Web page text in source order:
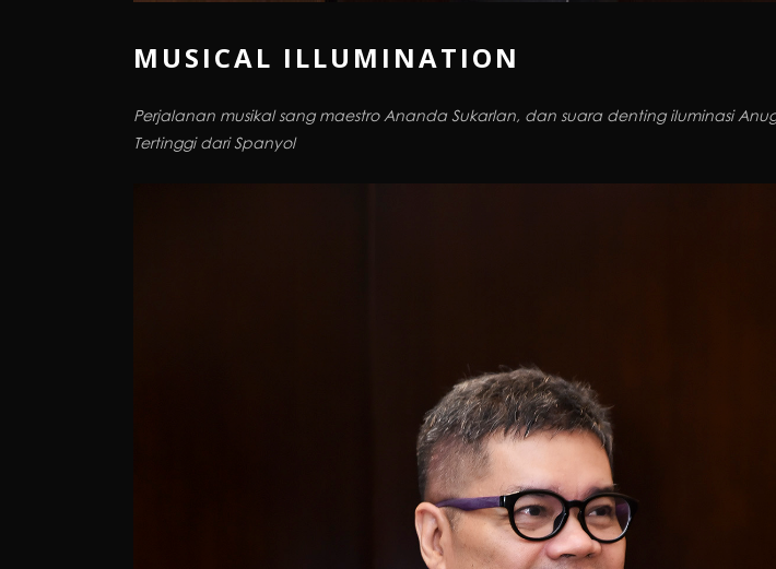
MUSICAL ILLUMINATION
Perjalanan musikal sang maestro Ananda Sukarlan, dan suara denting iluminasi
Tertinggi dari Spanyol